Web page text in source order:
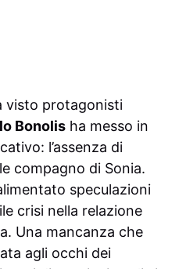
visto protagonisti
Bonolis ha messo in
l’assenza di
compagno di Sonia.
speculazioni
crisi nella relazione
Una mancanza che
agli occhi dei